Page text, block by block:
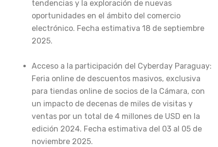
tendencias y la exploración de nuevas
oportunidades en el ámbito del comercio
electrónico. Fecha estimativa 18 de septiembre
2025.
Acceso a la participación del Cyberday Paraguay:
Feria online de descuentos masivos, exclusiva
para tiendas online de socios de la Cámara, con
un impacto de decenas de miles de visitas y
ventas por un total de 4 millones de USD en la
edición 2024. Fecha estimativa del 03 al 05 de
noviembre 2025.